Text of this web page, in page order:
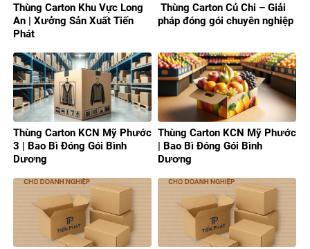
Thùng Carton Khu Vực Long
An | Xưởng Sản Xuất Tiến
Phát
Thùng Carton Củ Chi – Giải
pháp đóng gói chuyên nghiệp
Thùng Carton KCN Mỹ Phước
3 | Bao Bì Đóng Gói Bình
Dương
Thùng Carton KCN Mỹ Phước
| Bao Bì Đóng Gói Bình
Dương